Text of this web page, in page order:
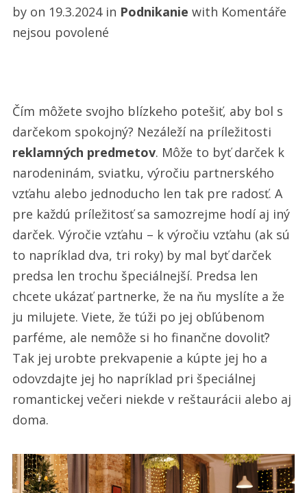
by on 19.3.2024in Podnikanie with Komentáře
nejsou povolenéu
Darček
Čím môžete svojho blízkeho potešiť, aby bol s
darčekom spokojný? Nezáleží na príležitosti
reklamných predmetov. Môže to byť darček k
narodeninám, sviatku, výročiu partnerského
vzťahu alebo jednoducho len tak pre radosť. A
pre každú príležitosť sa samozrejme hodí aj iný
darček. Výročie vzťahu – k výročiu vzťahu (ak sú
to napríklad dva, tri roky) by mal byť darček
predsa len trochu špeciálnejší. Predsa len
chcete ukázať partnerke, že na ňu myslíte a že
ju milujete. Viete, že túži po jej obľúbenom
parféme, ale nemôže si ho finančne dovoliť?
Tak jej urobte prekvapenie a kúpte jej ho a
odovzdajte jej ho napríklad pri špeciálnej
romantickej večeri niekde v reštaurácii alebo aj
doma.